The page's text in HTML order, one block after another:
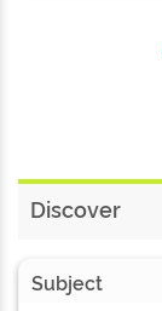
Discover
Subject